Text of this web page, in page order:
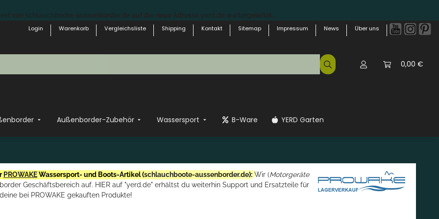
Login
Warenkorb Vergleichsliste Shipping Kontakt Sitemap Impressum News Über uns
0,00 €
Außenborder-Zubehör Wassersport B-Ware YERD Garten
PROWAKEWassersport- und Boots-Artikel (schlauchboote-aussenborder.de): Wir (Motorgeräte
Geschäftsbereich auf. HIER auf "yerd.de" erhältst du weiterhin Support und Ersatzteile für
deine bei PROWAKE gekauften Produkte!